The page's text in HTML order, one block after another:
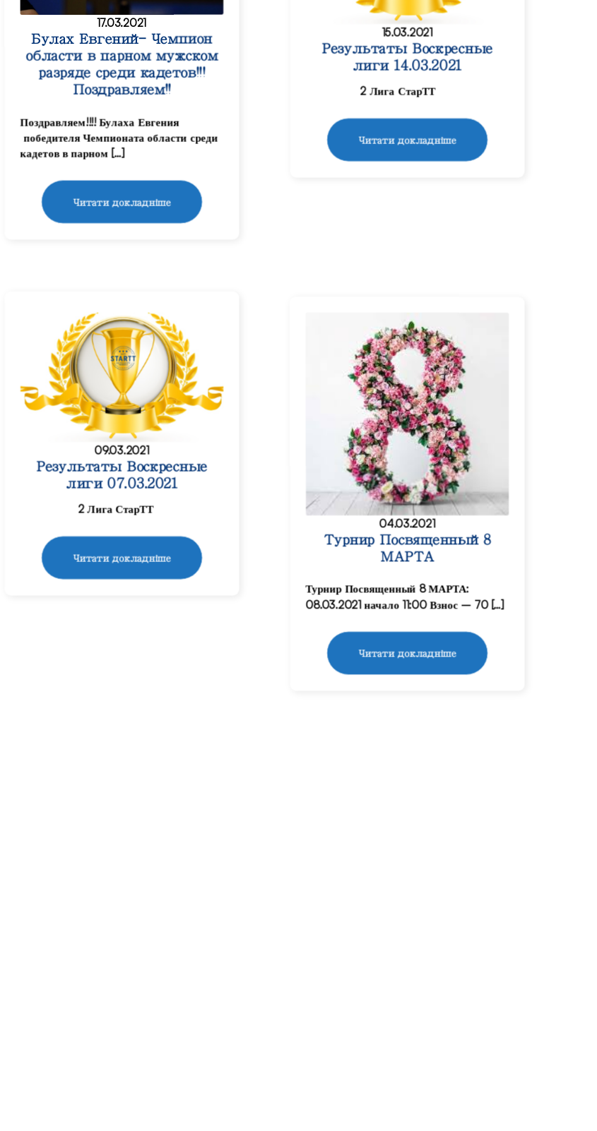
17.03.2021
Булах Евгений- Чемпион
области в парном мужском
разряде среди кадетов!!!
Поздравляем!!
Поздравляем!!!! Булаха Евгения
победителя Чемпионата области среди
кадетов в парном […]
Читати докладніше
15.03.2021
Результаты Воскресные
лиги 14.03.2021
2 Лига СтарТТ
Читати докладніше
09.03.2021
Результаты Воскресные
лиги 07.03.2021
2 Лига СтарТТ
Читати докладніше
04.03.2021
Турнир Посвященный 8
МАРТА
Турнир Посвященный 8 МАРТА:
08.03.2021 начало 11:00 Взнос – 70 […]
Читати докладніше